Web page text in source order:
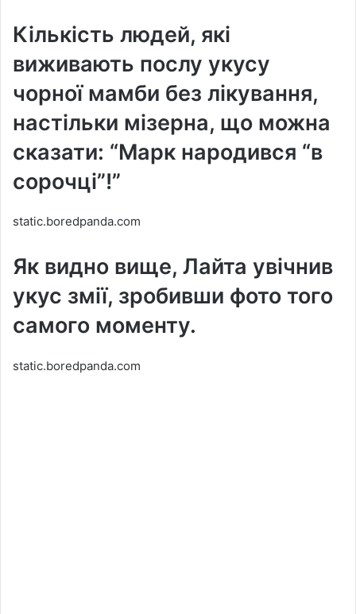
Кількість людей, які
виживають послу укусу
чорної мамби без лікування,
настільки мізерна, що можна
сказати: “Марк народився “в
сорочці”!”
static.boredpanda.com
Як видно вище, Лайта увічнив
укус змії, зробивши фото того
самого моменту.
static.boredpanda.com